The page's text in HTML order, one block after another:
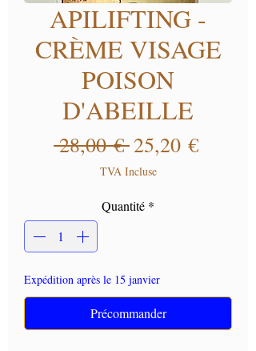
APILIFTING -
CRÈME VISAGE
POISON
D'ABEILLE
28,00 € Prix original
25,20 €Prix
TVA Incluse
Quantité *
Expédition après le 15 janvier
Précommander